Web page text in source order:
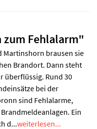
zum Fehlalarm"
Martinshorn brausen sie
Brandort. Dann steht
überflüssig. Rund 30
bei der
sind Fehlalarme,
Ein
d...weiterlesen...